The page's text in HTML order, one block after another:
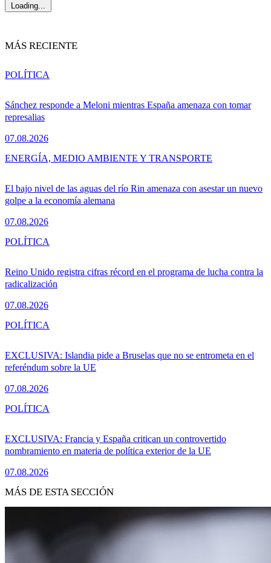
Loading...
MÁS RECIENTE
Sánchez responde a Meloni mientras España amenaza con tomar
represalias
07.08.2026
POLÍTICA
El bajo nivel de las aguas del río Rin amenaza con asestar un nuevo
golpe a la economía alemana
07.08.2026
ENERGÍA, MEDIO AMBIENTE Y TRANSPORTE
Reino Unido registra cifras récord en el programa de lucha contra la
radicalización
07.08.2026
POLÍTICA
EXCLUSIVA: Islandia pide a Bruselas que no se entrometa en el
referéndum sobre la UE
07.08.2026
POLÍTICA
EXCLUSIVA: Francia y España critican un controvertido
nombramiento en materia de política exterior de la UE
07.08.2026
POLÍTICA
MÁS DE ESTA SECCIÓN